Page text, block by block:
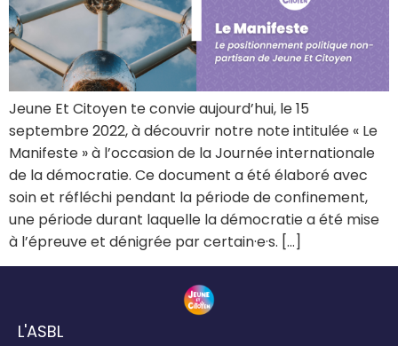
Jeune Et Citoyen te convie aujourd’hui, le 15
septembre 2022, à découvrir notre note intitulée « Le
Manifeste » à l’occasion de la Journée internationale
de la démocratie. Ce document a été élaboré avec
soin et réfléchi pendant la période de confinement,
une période durant laquelle la démocratie a été mise
à l’épreuve et dénigrée par certain·e·s. […]
L'ASBL